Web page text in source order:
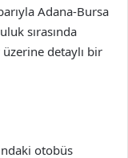
Adana-Bursa
sırasında
detaylı bir
otobüs